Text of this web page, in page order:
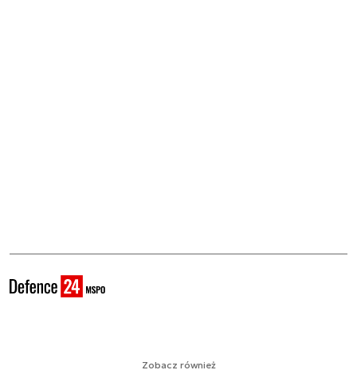
Zobacz również